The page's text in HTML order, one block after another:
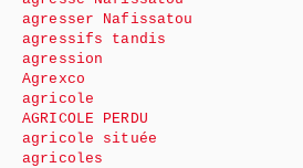
agresser Nafissatou
agressifs tandis
agression
Agrexco
agricole
AGRICOLE PERDU
agricole située
agricoles